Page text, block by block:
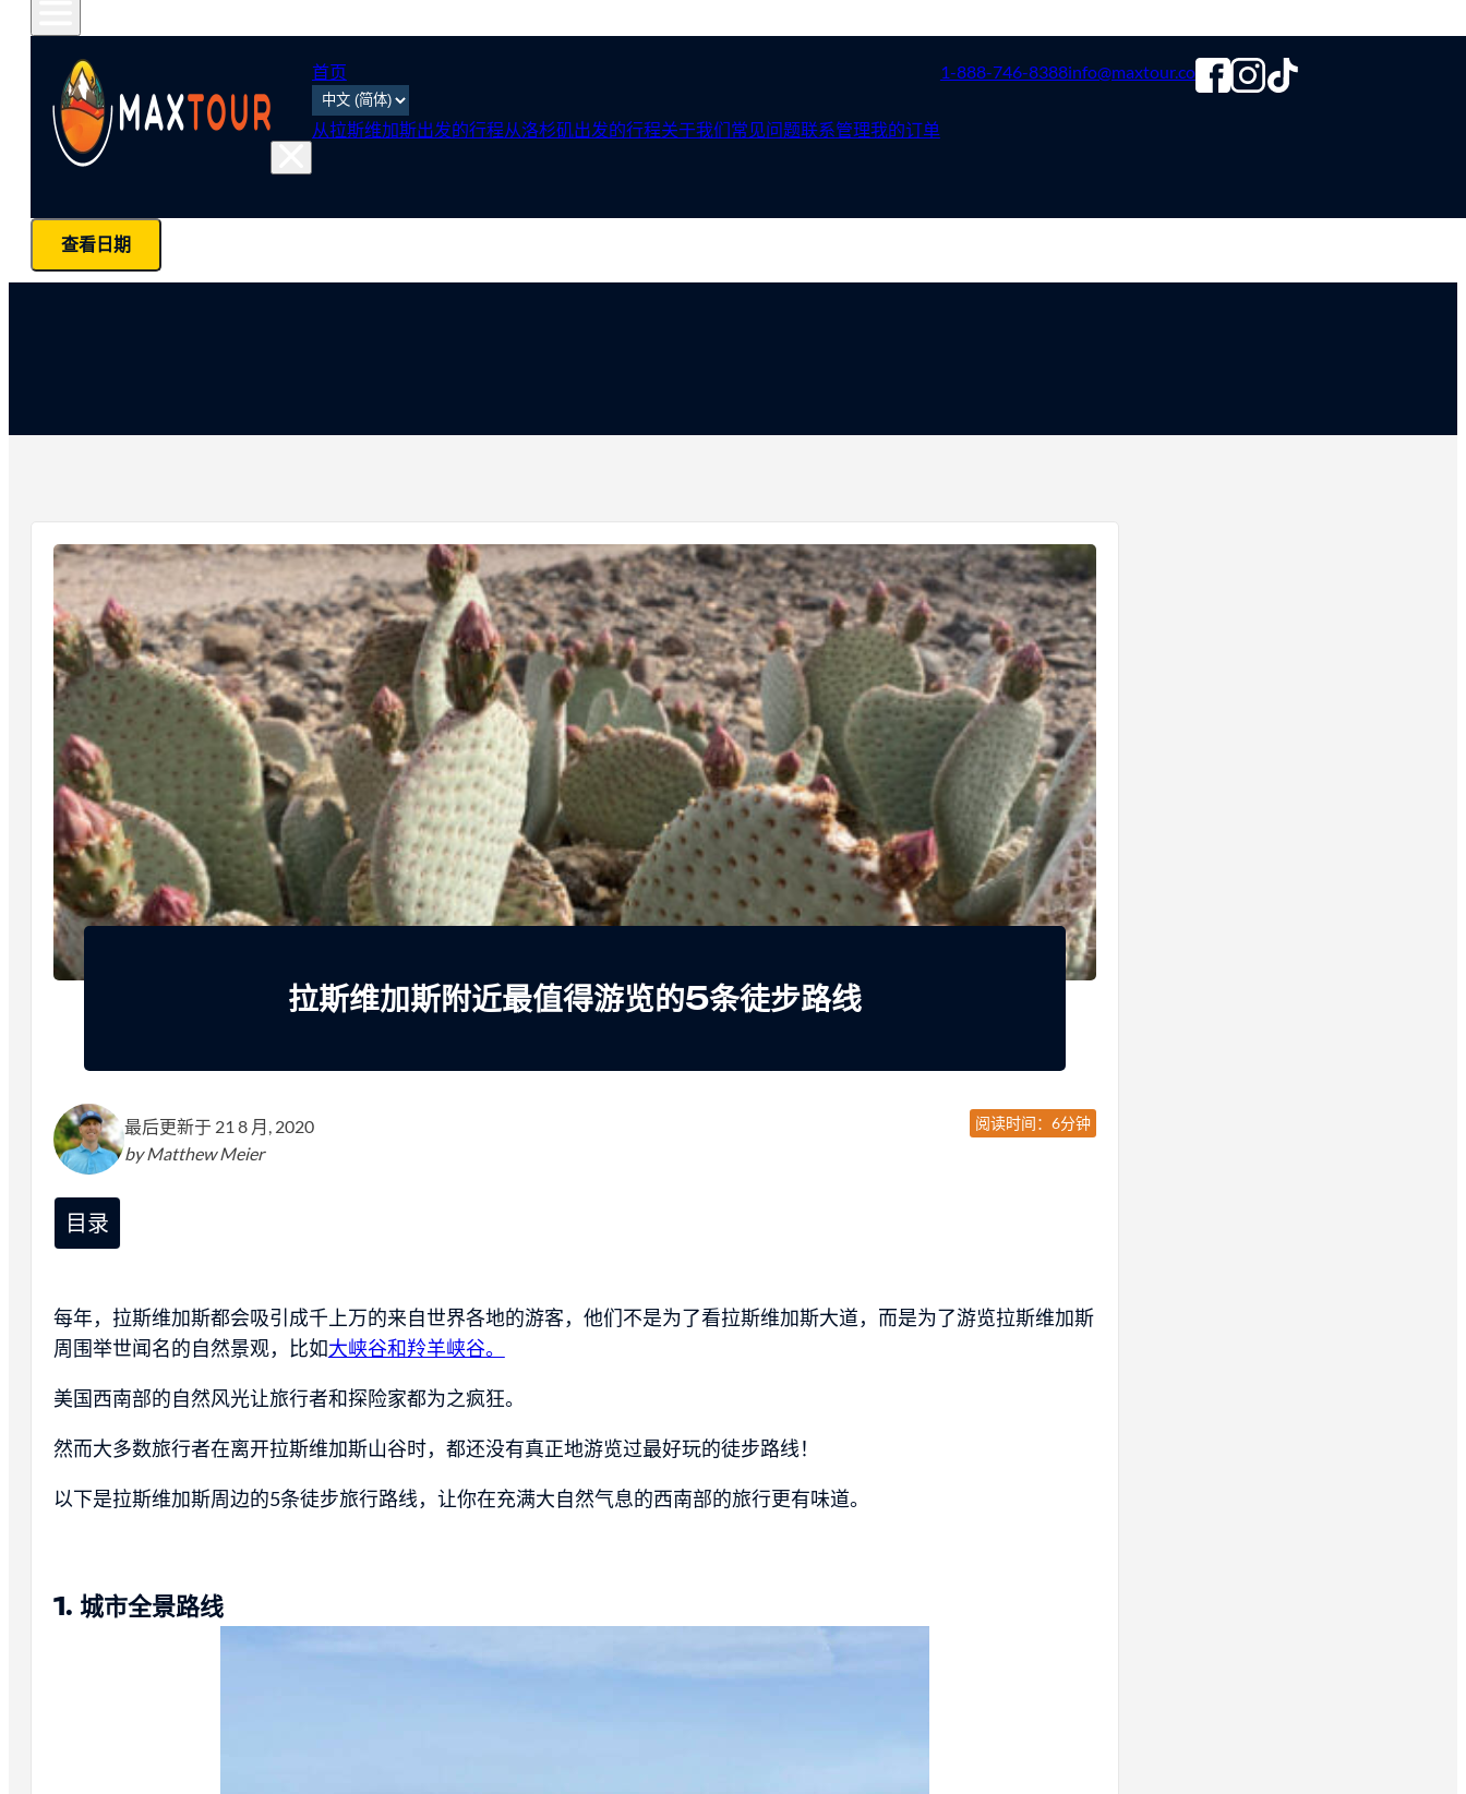
首页
从拉斯维加斯出发的行程从洛杉矶出发的行程关于我们常见问题联系管理我的订单
1-888-746-8388info@maxtour.co
查看日期
拉斯维加斯附近最值得游览的5条徒步路线
最后更新于 21 8 月, 2020
by Matthew Meier
阅读时间：6分钟
目录
每年，拉斯维加斯都会吸引成千上万的来自世界各地的游客，他们不是为了看拉斯维加斯大道，而是为了游览拉斯维加斯
周围举世闻名的自然景观，比如大峡谷和羚羊峡谷。
美国西南部的自然风光让旅行者和探险家都为之疯狂。
然而大多数旅行者在离开拉斯维加斯山谷时，都还没有真正地游览过最好玩的徒步路线！
以下是拉斯维加斯周边的5条徒步旅行路线，让你在充满大自然气息的西南部的旅行更有味道。
1. 城市全景路线